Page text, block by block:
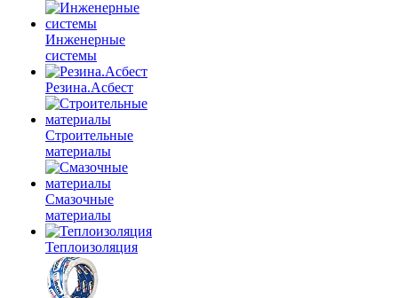
Инженерные
системы
Резина.Асбест
Строительные
материалы
Смазочные
материалы
Теплоизоляция